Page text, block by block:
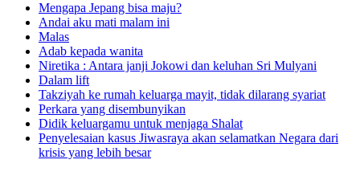
Mengapa Jepang bisa maju?
Andai aku mati malam ini
Malas
Adab kepada wanita
Niretika : Antara janji Jokowi dan keluhan Sri Mulyani
Dalam lift
Takziyah ke rumah keluarga mayit, tidak dilarang syariat
Perkara yang disembunyikan
Didik keluargamu untuk menjaga Shalat
Penyelesaian kasus Jiwasraya akan selamatkan Negara dari
krisis yang lebih besar